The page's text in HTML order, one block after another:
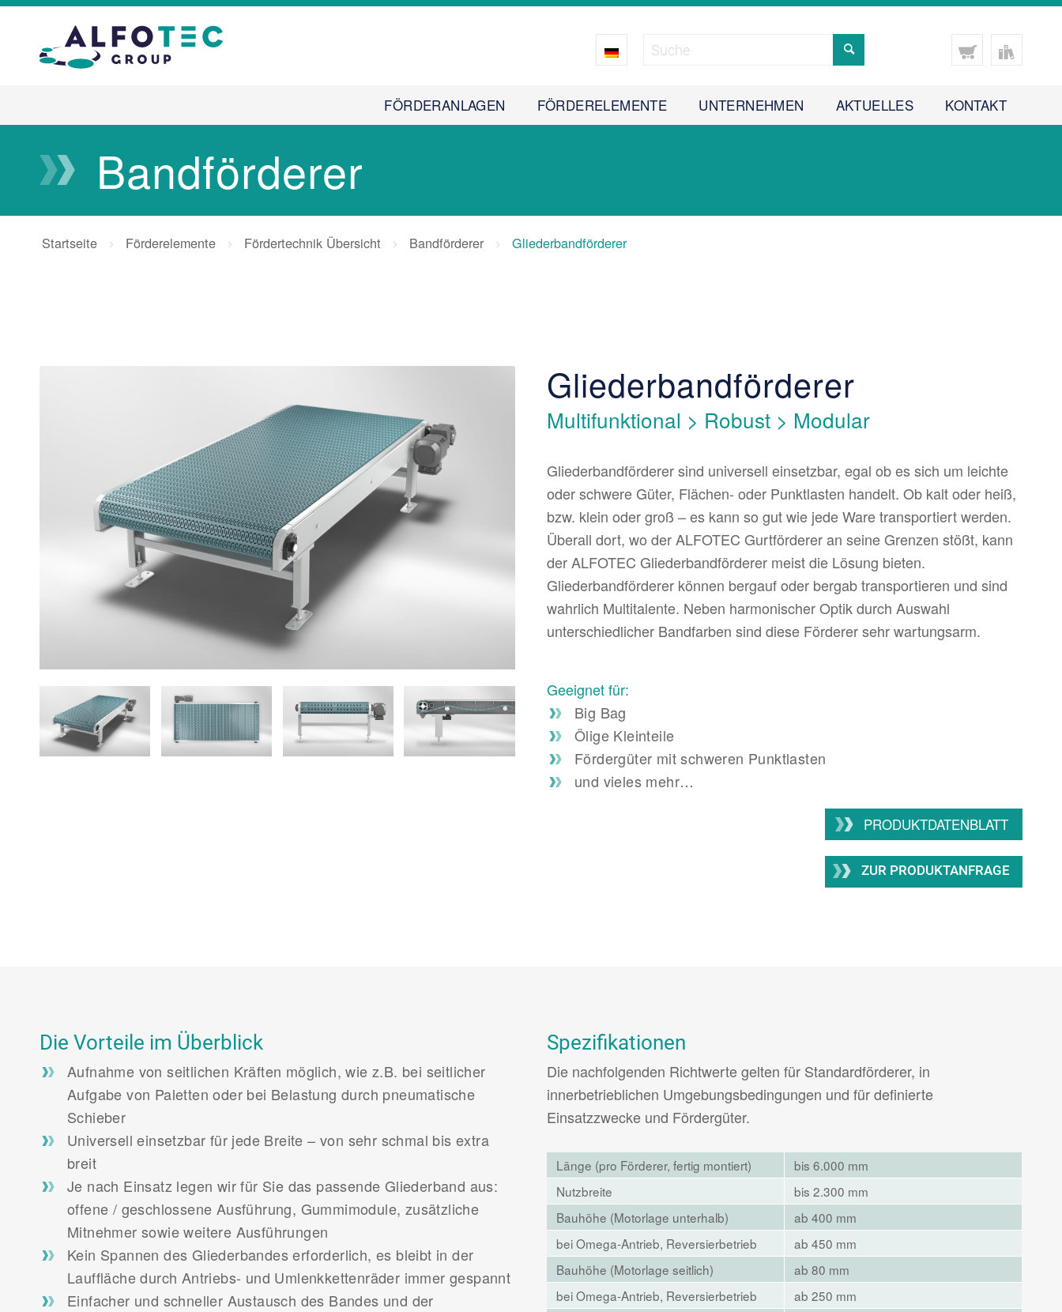
FÖRDERANLAGEN FÖRDERELEMENTE UNTERNEHMEN AKTUELLES KONTAKT
Bandförderer
Startseite Förderelemente Fördertechnik Übersicht Bandförderer Gliederbandförderer
Gliederbandförderer
Multifunktional > Robust > Modular
Gliederbandförderer sind universell einsetzbar, egal ob es sich um leichte
oder schwere Güter, Flächen- oder Punktlasten handelt. Ob kalt oder heiß,
bzw. klein oder groß – es kann so gut wie jede Ware transportiert werden.
Überall dort, wo der ALFOTEC Gurtförderer an seine Grenzen stößt, kann
der ALFOTEC Gliederbandförderer meist die Lösung bieten.
Gliederbandförderer können bergauf oder bergab transportieren und sind
wahrlich Multitalente. Neben harmonischer Optik durch Auswahl
unterschiedlicher Bandfarben sind diese Förderer sehr wartungsarm.
Geeignet für:
Big Bag
Ölige Kleinteile
Fördergüter mit schweren Punktlasten
und vieles mehr…
PRODUKTDATENBLATT
Die Vorteile im Überblick
Aufnahme von seitlichen Kräften möglich, wie z.B. bei seitlicher
Aufgabe von Paletten oder bei Belastung durch pneumatische
Schieber
Universell einsetzbar für jede Breite – von sehr schmal bis extra
breit
Je nach Einsatz legen wir für Sie das passende Gliederband aus:
offene / geschlossene Ausführung, Gummimodule, zusätzliche
Mitnehmer sowie weitere Ausführungen
Kein Spannen des Gliederbandes erforderlich, es bleibt in der
Lauffläche durch Antriebs- und Umlenkkettenräder immer gespannt
Einfacher und schneller Austausch des Bandes und der
Spezifikationen
Die nachfolgenden Richtwerte gelten für Standardförderer, in
innerbetrieblichen Umgebungsbedingungen und für definierte
Einsatzzwecke und Fördergüter.
Länge (pro Förderer, fertig montiert)
bis 6.000 mm
Nutzbreite
bis 2.300 mm
Bauhöhe (Motorlage unterhalb)
ab 400 mm
bei Omega-Antrieb, Reversierbetrieb
ab 450 mm
Bauhöhe (Motorlage seitlich)
ab 80 mm
bei Omega-Antrieb, Reversierbetrieb
ab 250 mm